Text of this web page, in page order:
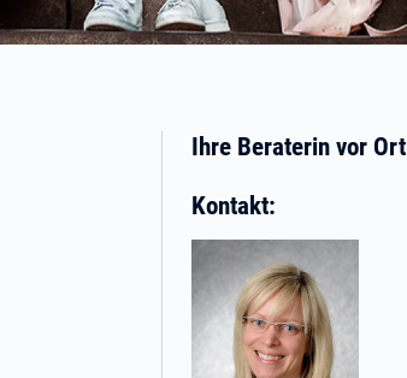
Ihre Beraterin vor Ort
Kontakt: